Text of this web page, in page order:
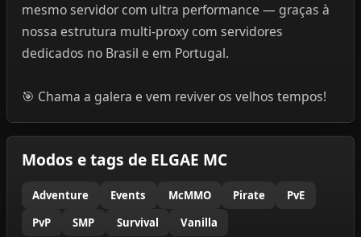
mesmo servidor com ultra performance — graças à
nossa estrutura multi-proxy com servidores
dedicados no Brasil e em Portugal.
🎯 Chama a galera e vem reviver os velhos tempos!
Modos e tags de ELGAE MC
Adventure Events McMMO Pirate
PvE
PvP
SMP Survival Vanilla